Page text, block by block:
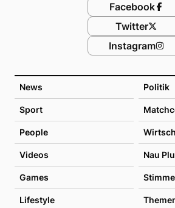
News Politik
Sport
People
Videos Nau
Games
Lifestyle
Facebook
Twitter
Instagram